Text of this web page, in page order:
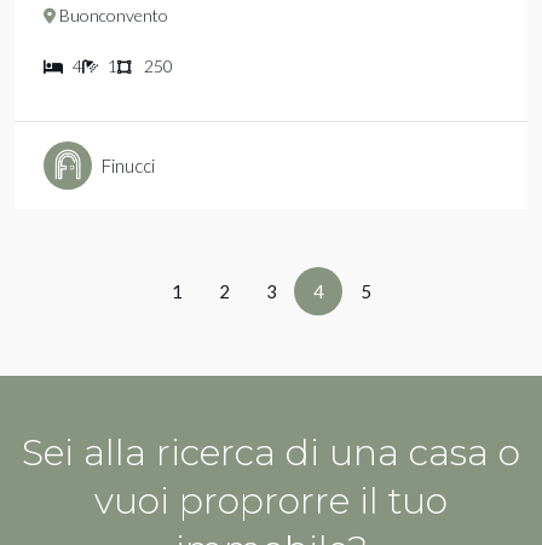
Buonconvento
4 1 250
Finucci
1 2 3 4 5
Sei alla ricerca di una casa o
vuoi proprorre il tuo